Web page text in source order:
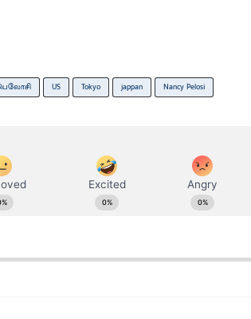
US Tokyo jappan Nancy Pelosi